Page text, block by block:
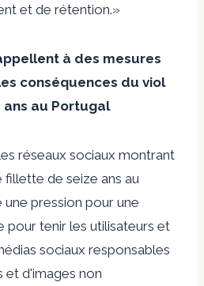
et de rétention.»
à des mesures
conséquences du viol
au Portugal
réseaux sociaux montrant
de seize ans au
pression pour une
pour tenir les utilisateurs et
sociaux responsables
et d'images non